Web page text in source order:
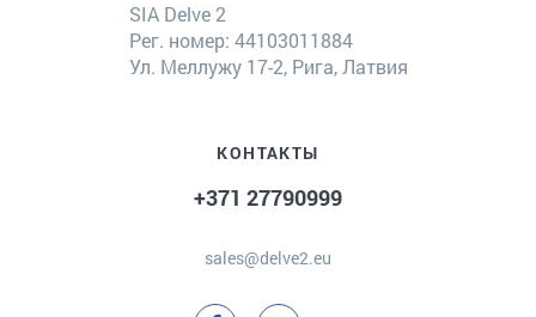
SIA Delve 2
Рег. номер: 44103011884
Ул. Меллужу 17-2, Рига, Латвия
КОНТАКТЫ
+371 27790999
sales@delve2.eu